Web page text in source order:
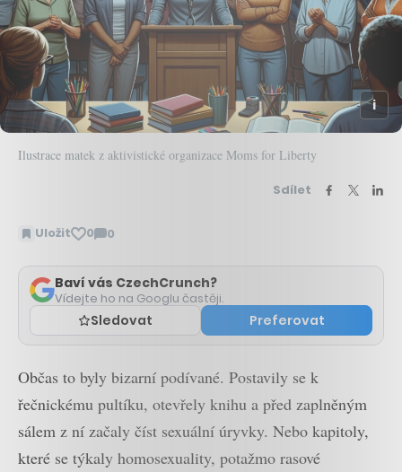
Ilustrace matek z aktivistické organizace Moms for Liberty
Sdílet
Uložit 0 0
Zobrazit
Baví vás CzechCrunch?
Vídejte ho na Googlu častěji.
Sledovat Preferovat
Občas to byly bizarní podívané. Postavily se k
řečnickému pultíku, otevřely knihu a před zaplněným
sálem z ní začaly číst sexuální úryvky. Nebo kapitoly,
které se týkaly homosexuality, potažmo rasové